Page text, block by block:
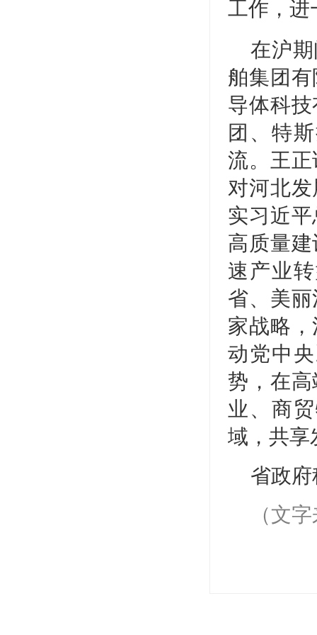
工作，进
在沪
舶集团
导体科
团、特
流。王
对河北
实习近
高质量
速产业
省、美
家战略
动党中
势，在
业、商
域，共享
省政
（文